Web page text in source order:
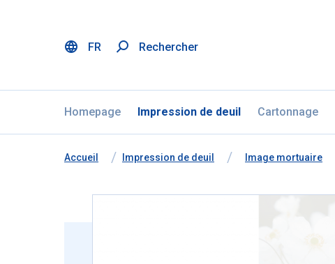
FR Rechercher
Homepage Impression de deuil Cartonnage
Vous êtes ici:
de
Accueil Impression de deuil Image mortuaire